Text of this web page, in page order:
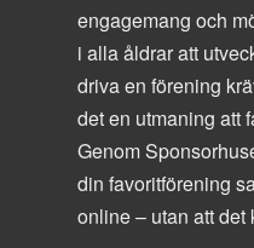
engagemang och
i alla åldrar att
driva en förening
det en utmaning att
Genom
din favoritförening
online – utan att det